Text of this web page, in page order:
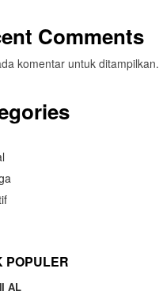
Comments
komentar untuk ditampilkan.
POPULER
AL